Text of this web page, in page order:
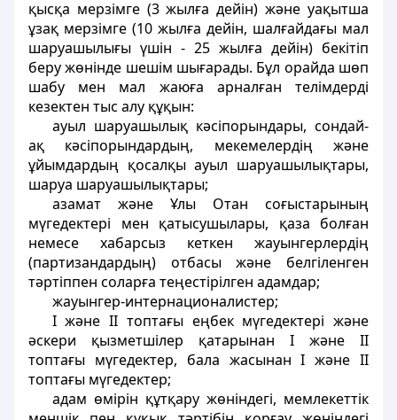
қысқа мерзiмге (3 жылға дейiн) және уақытша
ұзақ мерзiмге (10 жылға дейiн, шалғайдағы мал
шаруашылығы үшiн - 25 жылға дейiн) бекітіп
беру жөнiнде шешiм шығарады. Бұл орайда шөп
шабу мен мал жаюға арналған телiмдердi
кезектен тыс алу құқын:
ауыл шаруашылық кәсiпорындары, сондай-
ақ кәсiпорындардың, мекемелердiң және
ұйымдардың қосалқы ауыл шаруашылықтары,
шаруа шаруашылықтары;
азамат және Ұлы Отан соғыстарының
мүгедектерi мен қатысушылары, қаза болған
немесе хабарсыз кеткен жауынгерлердiң
(партизандардың) отбасы және белгiленген
тәртiппен соларға теңестiрiлген адамдар;
жауынгер-интернационалистер;
I және II топтағы еңбек мүгедектерi және
әскери қызметшiлер қатарынан I және II
топтағы мүгедектер, бала жасынан I және II
топтағы мүгедектер;
адам өмiрiн құтқару жөніндегі, мемлекеттік